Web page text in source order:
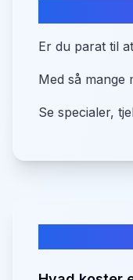
Er du parat til
Med så mange
Se specialer,